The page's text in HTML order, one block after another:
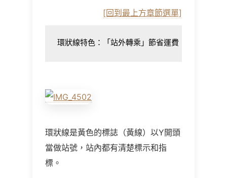
[回到最上方章節選單]
環狀線特色：「站外轉乘」節省運費
環狀線是黃色的標誌（黃線）以Y開頭
當做站號，站內都有清楚標示和指
標。